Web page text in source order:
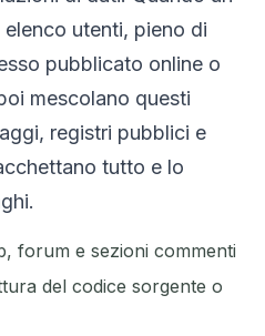
utenti, pieno di
pubblicato online o
mescolano questi
registri pubblici e
tutto e lo
forum e sezioni commenti
del codice sorgente o